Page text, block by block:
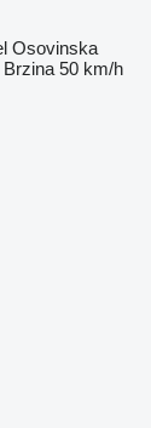
Osovinska
Brzina 50 km/h